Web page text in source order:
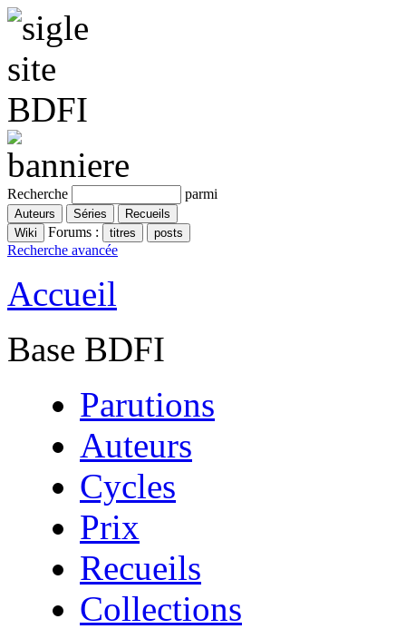
Recherche parmi
Forums :
Recherche avancée
Accueil
Base BDFI
Parutions
Auteurs
Cycles
Prix
Recueils
Collections